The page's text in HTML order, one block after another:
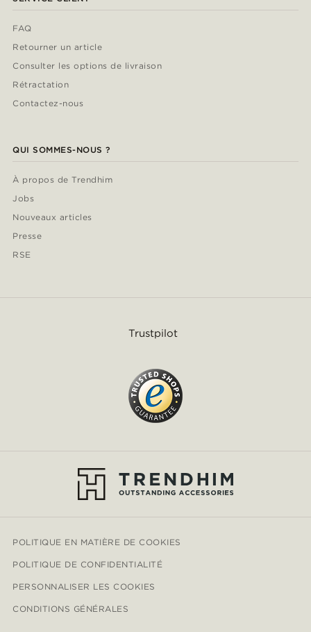
FAQ
Retourner un article
Consulter les options de livraison
Rétractation
Contactez-nous
QUI SOMMES-NOUS ?
À propos de Trendhim
Jobs
Nouveaux articles
Presse
RSE
Trustpilot
POLITIQUE EN MATIÈRE DE COOKIES
POLITIQUE DE CONFIDENTIALITÉ
PERSONNALISER LES COOKIES
CONDITIONS GÉNÉRALES